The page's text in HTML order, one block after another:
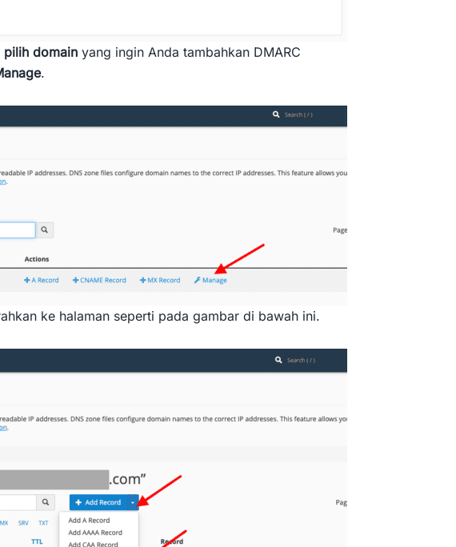
pilih domain yang ingin Anda tambahkan DMARC
.
ke halaman seperti pada gambar di bawah ini.